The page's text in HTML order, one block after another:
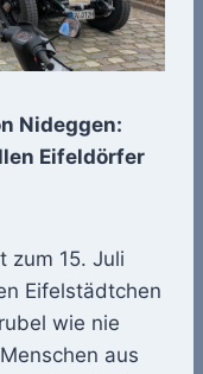
Nideggen:
Eifeldörfer
zum 15. Juli
Eifelstädtchen
wie nie
aus